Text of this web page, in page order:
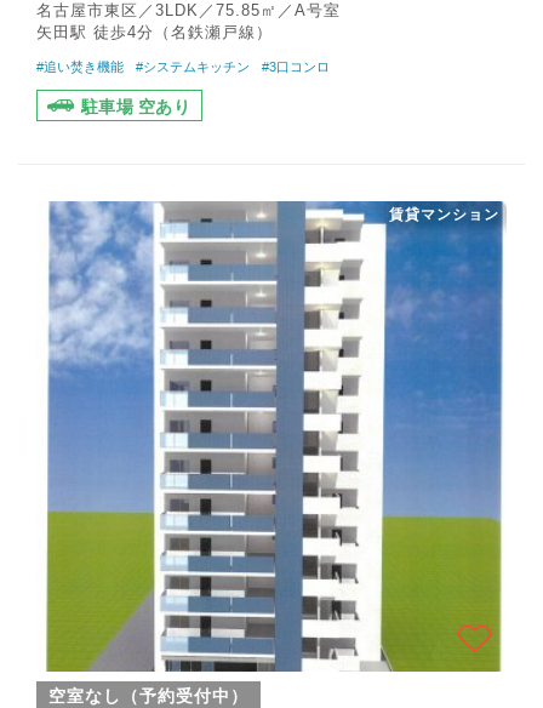
名古屋市東区／3LDK／75.85㎡／A号室
矢田駅 徒歩4分（名鉄瀬戸線）
#追い焚き機能 #システムキッチン #3口コンロ
駐車場 空あり
空室なし（予約受付中）
賃貸マンション